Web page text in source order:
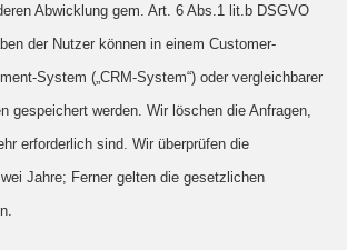
Abwicklung gem. Art. 6 Abs.1 lit.b DSGVO
der Nutzer können in einem Customer-
System („CRM-System“) oder vergleichbarer
gespeichert werden. Wir löschen die Anfragen,
erforderlich sind. Wir überprüfen die
Jahre; Ferner gelten die gesetzlichen